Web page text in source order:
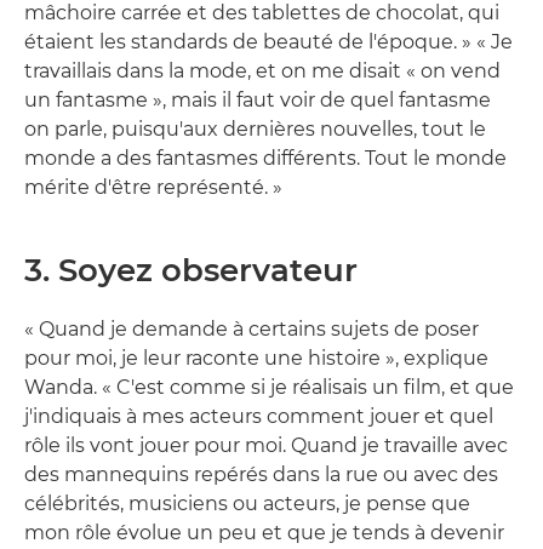
mâchoire carrée et des tablettes de chocolat, qui
étaient les standards de beauté de l'époque. » « Je
travaillais dans la mode, et on me disait « on vend
un fantasme », mais il faut voir de quel fantasme
on parle, puisqu'aux dernières nouvelles, tout le
monde a des fantasmes différents. Tout le monde
mérite d'être représenté. »
3. Soyez observateur
« Quand je demande à certains sujets de poser
pour moi, je leur raconte une histoire », explique
Wanda. « C'est comme si je réalisais un film, et que
j'indiquais à mes acteurs comment jouer et quel
rôle ils vont jouer pour moi. Quand je travaille avec
des mannequins repérés dans la rue ou avec des
célébrités, musiciens ou acteurs, je pense que
mon rôle évolue un peu et que je tends à devenir